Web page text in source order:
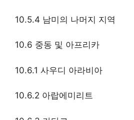
10.5.4 남미의 나머지 지역
10.6 중동 및 아프리카
10.6.1 사우디 아라비아
10.6.2 아랍에미리트